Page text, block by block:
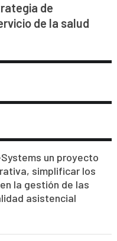
de
de la salud
un proyecto
simplificar los
la gestión de las
asistencial